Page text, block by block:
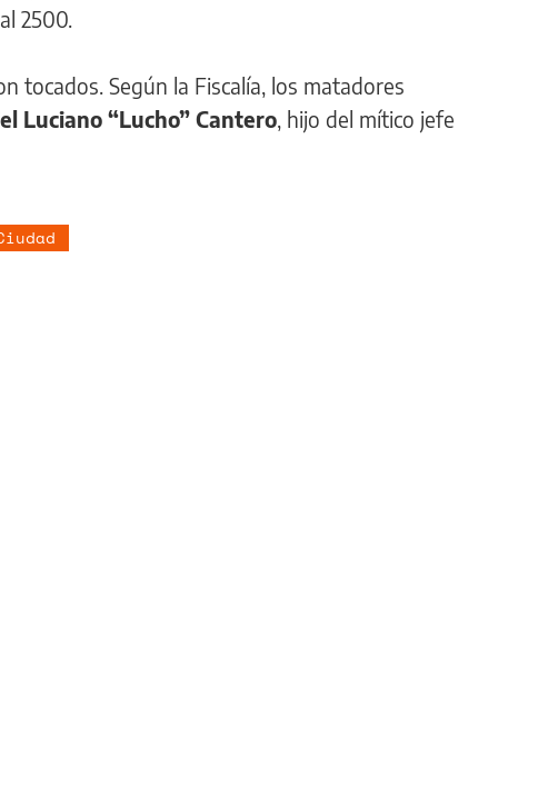
2500.
tocados. Según la Fiscalía, los matadores
Luciano “Lucho” Cantero , hijo del mítico jefe